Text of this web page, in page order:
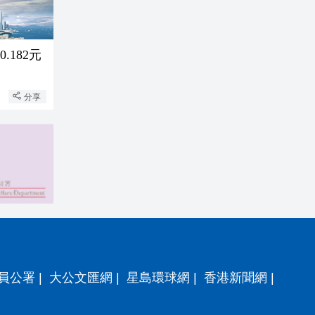
元
分享
公署 | 大公文匯網 | 星島環球網 | 香港新聞網 |